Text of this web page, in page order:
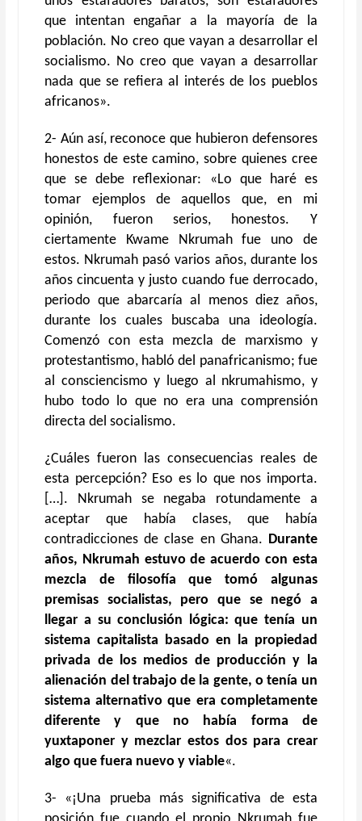
que intentan engañar a la mayoría de la
población. No creo que vayan a desarrollar el
socialismo. No creo que vayan a desarrollar
nada que se refiera al interés de los pueblos
africanos».
2- Aún así, reconoce que hubieron defensores
honestos de este camino, sobre quienes cree
que se debe reflexionar: «Lo que haré es
tomar ejemplos de aquellos que, en mi
opinión, fueron serios, honestos. Y
ciertamente Kwame Nkrumah fue uno de
estos. Nkrumah pasó varios años, durante los
años cincuenta y justo cuando fue derrocado,
periodo que abarcaría al menos diez años,
durante los cuales buscaba una ideología.
Comenzó con esta mezcla de marxismo y
protestantismo, habló del panafricanismo; fue
al consciencismo y luego al nkrumahismo, y
hubo todo lo que no era una comprensión
directa del socialismo.
¿Cuáles fueron las consecuencias reales de
esta percepción? Eso es lo que nos importa.
[…]. Nkrumah se negaba rotundamente a
aceptar que había clases, que había
contradicciones de clase en Ghana. Durante
años, Nkrumah estuvo de acuerdo con esta
mezcla de filosofía que tomó algunas
premisas socialistas, pero que se negó a
llegar a su conclusión lógica: que tenía un
sistema capitalista basado en la propiedad
privada de los medios de producción y la
alienación del trabajo de la gente, o tenía un
sistema alternativo que era completamente
diferente y que no había forma de
yuxtaponer y mezclar estos dos para crear
algo que fuera nuevo y viable«.
3- «¡Una prueba más significativa de esta